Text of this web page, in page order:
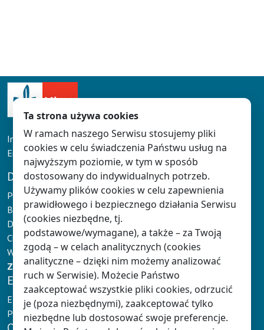
Infolinia: tel. 61 626 90 90
Email:doradcy@klett.pl
DLA NAUCZYCIELA
Panel Nauczyciela
Baza wiedzy
Dokumentacja Nauczyciela
Chmura Klett
Wydarzenia
Zalogujlubzarejestruj się
E-NAUCZANIE
E-podręczniki Klett
Platformy e-learningowe
Ta strona używa cookies
W ramach naszego Serwisu stosujemy pliki
cookies w celu świadczenia Państwu usług na
najwyższym poziomie, w tym w sposób
dostosowany do indywidualnych potrzeb.
Używamy plików cookies w celu zapewnienia
prawidłowego i bezpiecznego działania Serwisu
(cookies niezbędne, tj.
podstawowe/wymagane), a także – za Twoją
zgodą – w celach analitycznych (cookies
analityczne – dzięki nim możemy analizować
ruch w Serwisie). Możecie Państwo
zaakceptować wszystkie pliki cookies, odrzucić
je (poza niezbędnymi), zaakceptować tylko
niezbędne lub dostosować swoje preferencje.